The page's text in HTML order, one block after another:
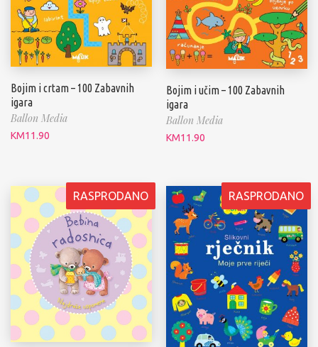
Bojim i crtam – 100 Zabavnih
igara
Ballon Media
KM11.90
Bojim i učim – 100 Zabavnih
igara
Ballon Media
KM11.90
RASPRODANO RASPRODANO